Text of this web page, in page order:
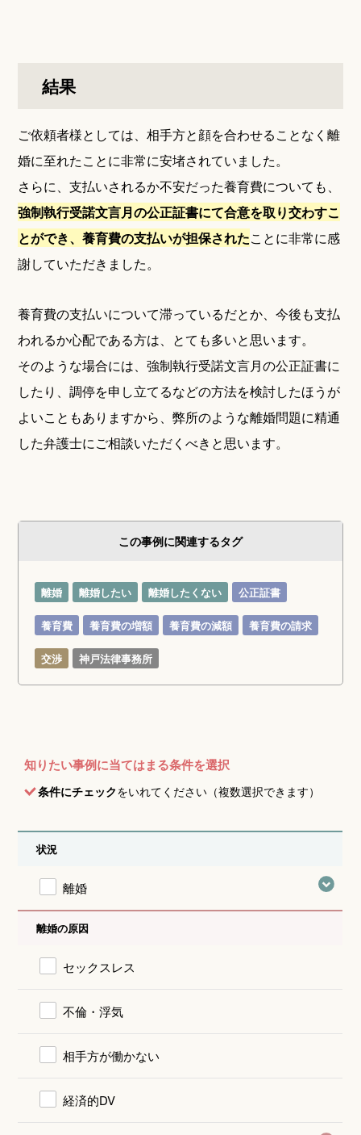
結果
ご依頼者様としては、相手方と顔を合わせることなく離
婚に至れたことに非常に安堵されていました。
さらに、支払いされるか不安だった養育費についても、
強制執行受諾文言月の公正証書にて合意を取り交わすこ
とができ、養育費の支払いが担保されたことに非常に感
謝していただきました。
養育費の支払いについて滞っているだとか、今後も支払
われるか心配である方は、とても多いと思います。
そのような場合には、強制執行受諾文言月の公正証書に
したり、調停を申し立てるなどの方法を検討したほうが
よいこともありますから、弊所のような離婚問題に精通
した弁護士にご相談いただくべきと思います。
この事例に関連するタグ
離婚 離婚したい 離婚したくない 公正証書
養育費 養育費の増額 養育費の減額 養育費の請求
交渉 神戸法律事務所
知りたい事例に当てはまる条件を選択
条件にチェックをいれてください（複数選択できます）
状況
離婚
離婚の原因
セックスレス
不倫・浮気
相手方が働かない
経済的DV